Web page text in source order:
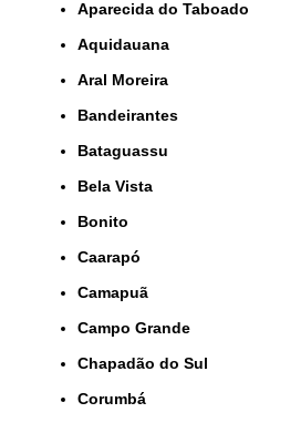
Aparecida do Taboado
Aquidauana
Aral Moreira
Bandeirantes
Bataguassu
Bela Vista
Bonito
Caarapó
Camapuã
Campo Grande
Chapadão do Sul
Corumbá